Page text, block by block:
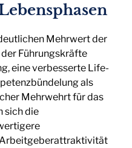
Mehrwert der
Führungskräfte
eine verbesserte Life-
als
Mehrwehrt für das
sich die